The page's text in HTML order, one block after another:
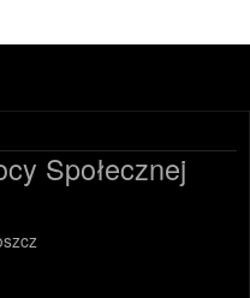
Społecznej